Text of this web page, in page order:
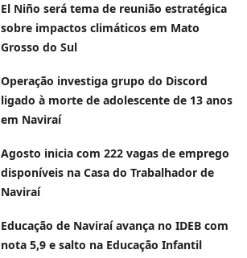
El Niño será tema de reunião estratégica
sobre impactos climáticos em Mato
Grosso do Sul
Operação investiga grupo do Discord
ligado à morte de adolescente de 13 anos
em Naviraí
Agosto inicia com 222 vagas de emprego
disponíveis na Casa do Trabalhador de
Naviraí
Educação de Naviraí avança no IDEB com
nota 5,9 e salto na Educação Infantil